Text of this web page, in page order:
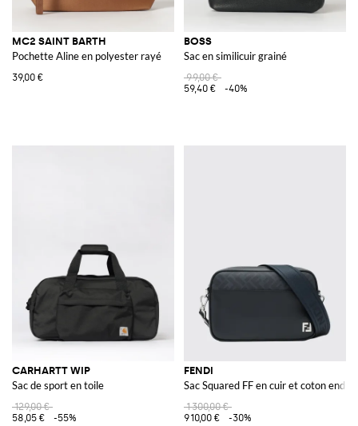
MC2 SAINT BARTH
Pochette Aline en polyester rayé
39,00 €
BOSS
Sac en similicuir grainé
99,00 €
59,40 €
-40%
CARHARTT WIP
Sac de sport en toile
129,00 €
58,05 €
-55%
FENDI
Sac Squared FF en cuir et coton enduit
1 300,00 €
910,00 €
-30%